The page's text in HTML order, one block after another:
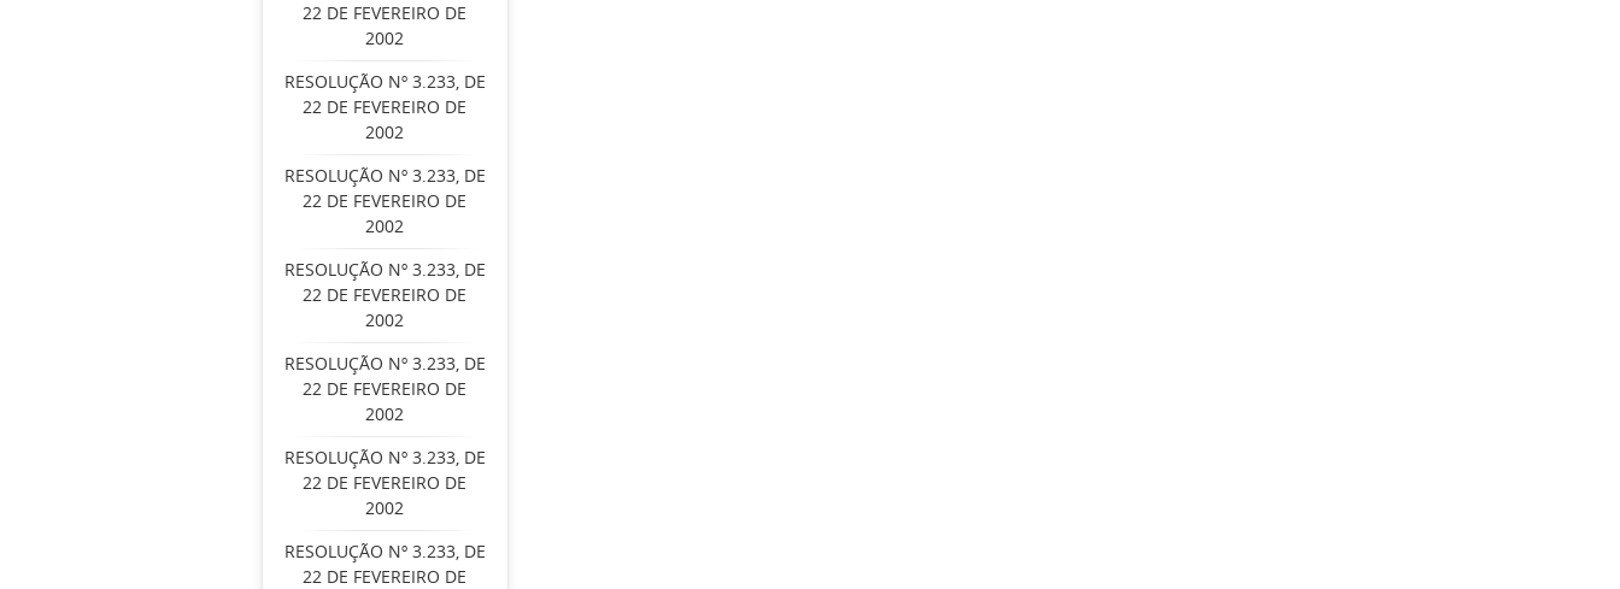
22 DE FEVEREIRO DE
2002
RESOLUÇÃO Nº 3.233, DE
22 DE FEVEREIRO DE
2002
RESOLUÇÃO Nº 3.233, DE
22 DE FEVEREIRO DE
2002
RESOLUÇÃO Nº 3.233, DE
22 DE FEVEREIRO DE
2002
RESOLUÇÃO Nº 3.233, DE
22 DE FEVEREIRO DE
2002
RESOLUÇÃO Nº 3.233, DE
22 DE FEVEREIRO DE
2002
RESOLUÇÃO Nº 3.233, DE
22 DE FEVEREIRO DE